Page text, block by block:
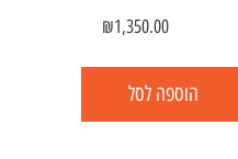
₪1,350.00
הוספה לסל